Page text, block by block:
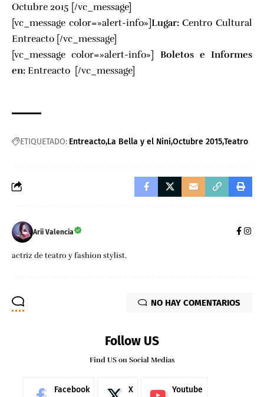
Octubre 2015 [/vc_message]
[vc_message color=»alert-info»]Lugar:Centro Cultural
Entreacto [/vc_message]
[vc_message color=»alert-info»] Boletos e Informes
en: Entreacto [/vc_message]
ETIQUETADO: Entreacto La Bella y el Nini Octubre 2015Teatro
Arii Valencia
actriz de teatro y fashion stylist.
NO HAY COMENTARIOS
Follow US
Find US on Social Medias
Facebook X Youtube